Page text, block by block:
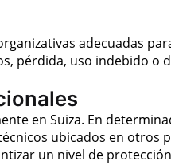
adecuadas
pérdida, uso indebido o
en Suiza. En
ubicados en otros
un nivel de